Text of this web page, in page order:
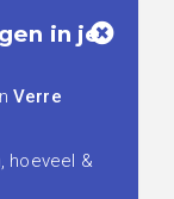
in je
Verre
hoeveel &